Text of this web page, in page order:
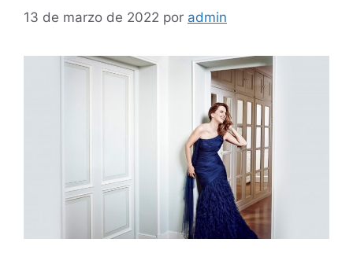
13 de marzo de 2022 por admin